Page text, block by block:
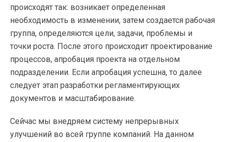
происходят так: возникает определенная
необходимость в изменении, затем создается рабочая
группа, определяются цели, задачи, проблемы и
точки роста. После этого происходит проектирование
процессов, апробация проекта на отдельном
подразделении. Если апробация успешна, то далее
следует этап разработки регламентирующих
документов и масштабирование.
Сейчас мы внедряем систему непрерывных
улучшений во всей группе компаний. На данном